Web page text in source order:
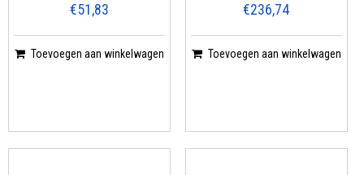
€51,83
Toevoegen aan winkelwagen
€236,74
Toevoegen aan winkelwagen